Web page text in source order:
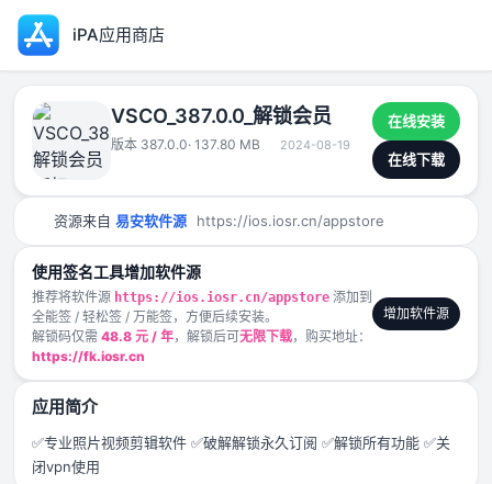
iPA应用商店
VSCO_387.0.0_解锁会员
版本 387.0.0· 137.80 MB 2024-08-19
在线安装
在线下载
资源来自 易安软件源 https://ios.iosr.cn/appstore
使用签名工具增加软件源
推荐将软件源 https://ios.iosr.cn/appstore 添加到
全能签 / 轻松签 / 万能签，方便后续安装。
解锁码仅需 48.8 元 / 年，解锁后可无限下载，购买地址：
https://fk.iosr.cn
增加软件源
应用简介
✅专业照片视频剪辑软件 ✅破解解锁永久订阅 ✅解锁所有功能 ✅关
闭vpn使用